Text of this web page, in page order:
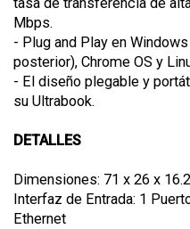
Mbps.
- Plug and Play en
posterior), Chrome OS y
- El diseño plegable y
su Ultrabook.
DETALLES
Dimensiones: 71 x 26 x
Interfaz de Entrada: 1
Ethernet